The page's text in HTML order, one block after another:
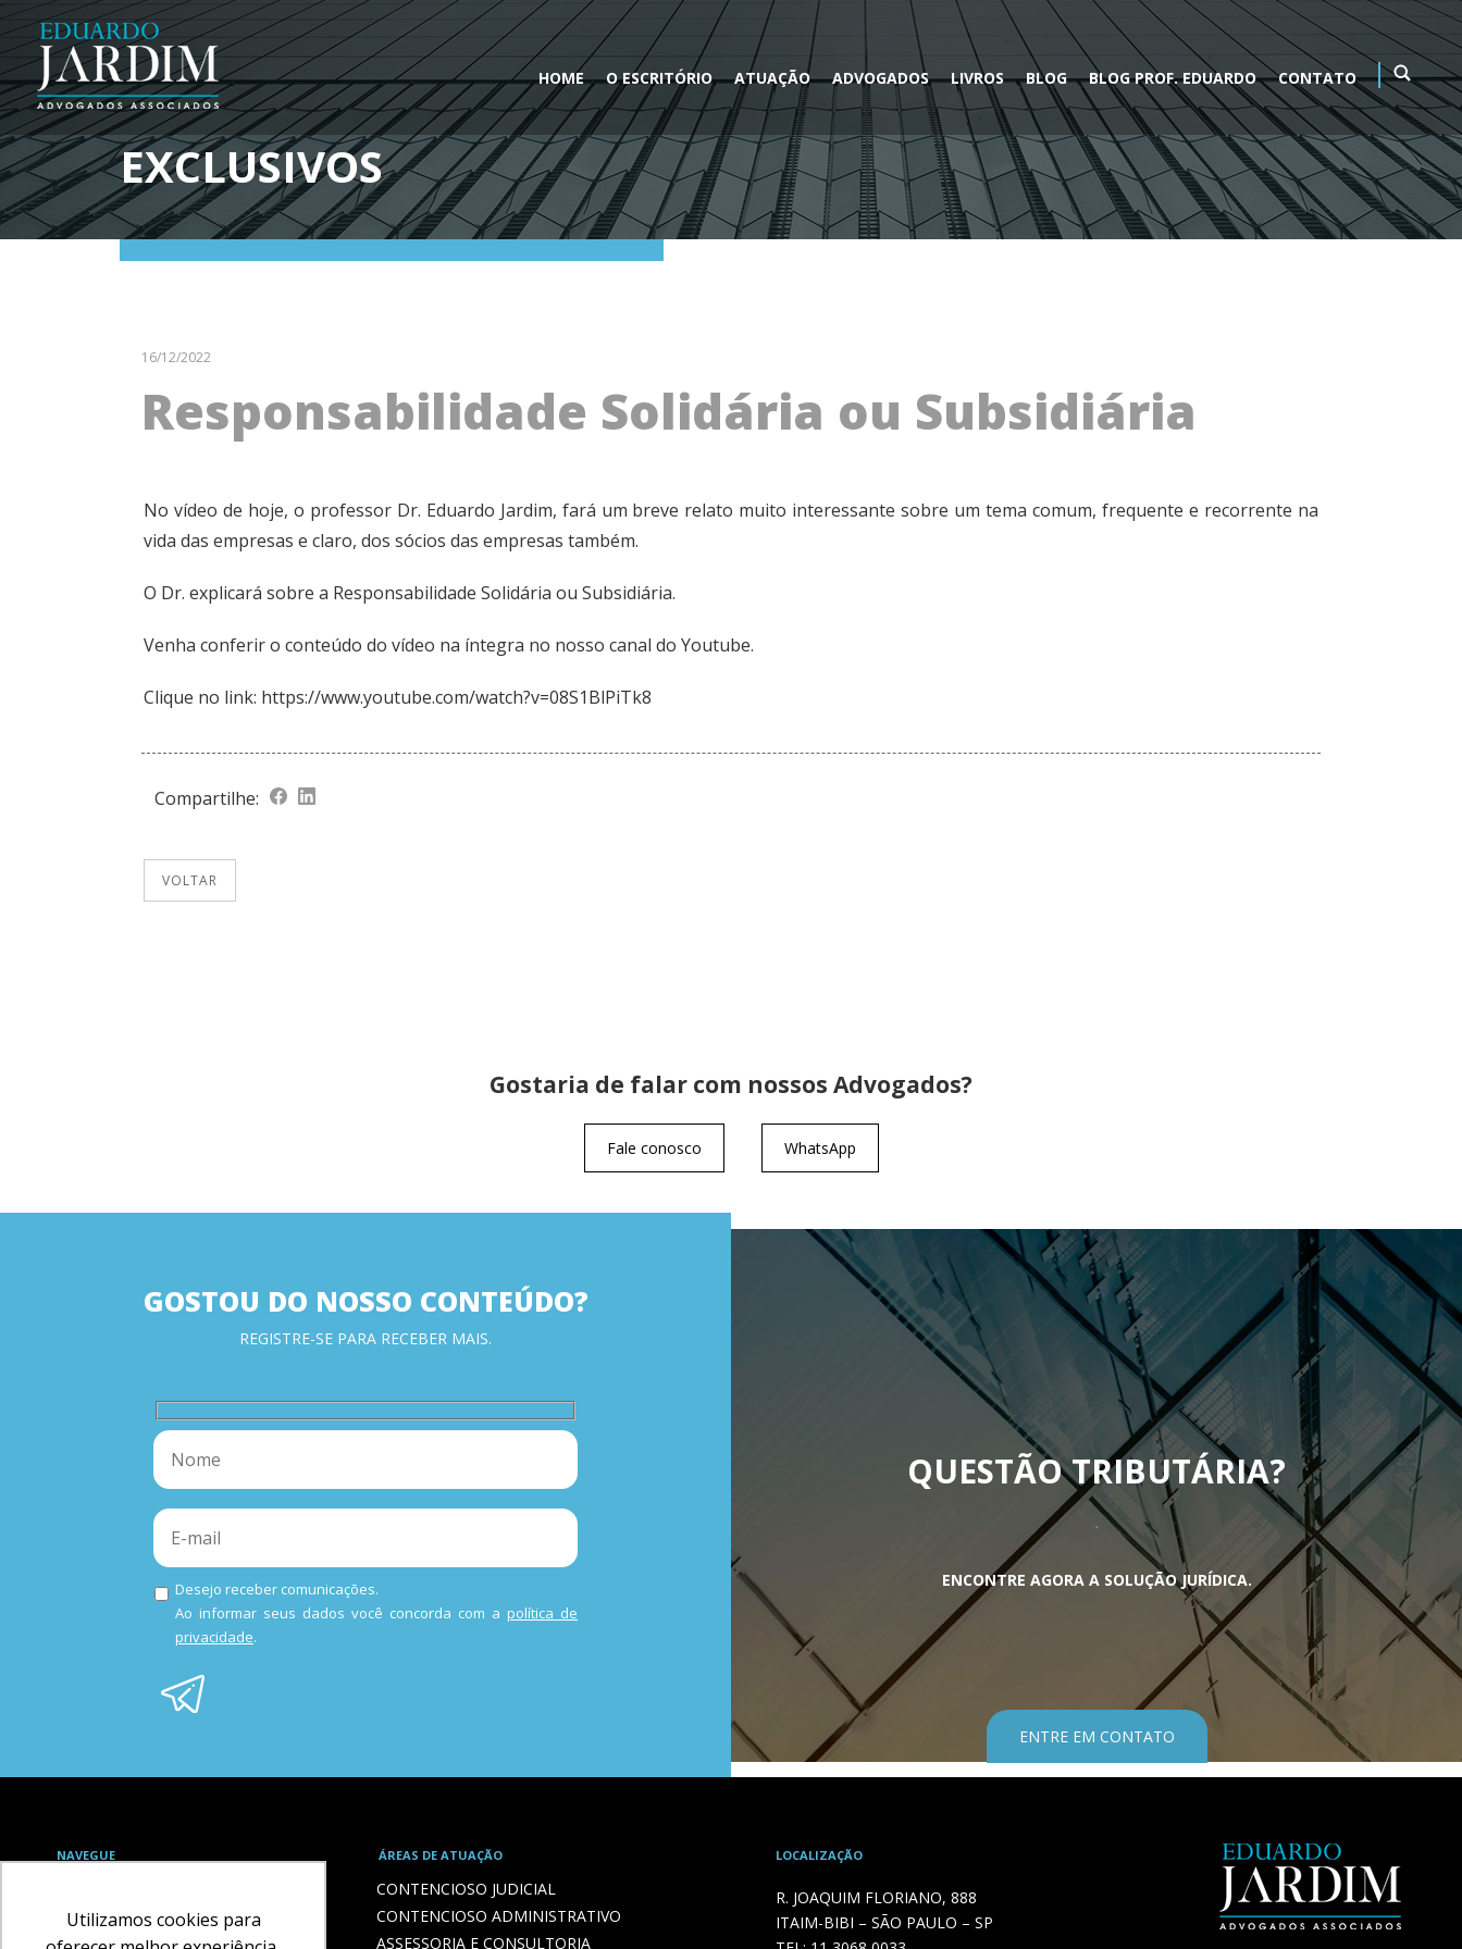
Utilizamos cookies para
HOME O ESCRITÓRIO ATUAÇÃO ADVOGADOS LIVROS BLOG BLOG PROF. EDUARDO CONTATO
EXCLUSIVOS
16/12/2022
Responsabilidade Solidária ou Subsidiária
No vídeo de hoje, o professor Dr. Eduardo Jardim, fará um breve relato muito interessante sobre um tema comum, frequente e recorrente na
vida das empresas e claro, dos sócios das empresas também.
O Dr. explicará sobre a Responsabilidade Solidária ou Subsidiária.
Venha conferir o conteúdo do vídeo na íntegra no nosso canal do Youtube.
Clique no link: https://www.youtube.com/watch?v=08S1BlPiTk8
Compartilhe:
VOLTAR
Gostaria de falar com nossos Advogados?
Fale conosco WhatsApp
GOSTOU DO NOSSO CONTEÚDO?
REGISTRE-SE PARA RECEBER MAIS.
Desejo receber comunicações.
Ao informar seus dados você concorda com a política de
privacidade.
QUESTÃO TRIBUTÁRIA?
ENCONTRE AGORA A SOLUÇÃO JURÍDICA.
ENTRE EM CONTATO
NAVEGUE
O ESCRITÓRIO
ADVOGADOS
ÁREAS DE ATUAÇÃO
CONTENCIOSO JUDICIAL
CONTENCIOSO ADMINISTRATIVO
ASSESSORIA E CONSULTORIA
LOCALIZAÇÃO
R. JOAQUIM FLORIANO, 888
ITAIM-BIBI – SÃO PAULO – SP